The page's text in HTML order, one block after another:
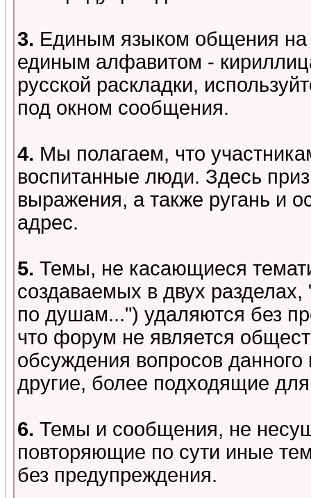
3. Единым языком общения на
единым алфавитом -
русской раскладки,
под окном сообщения.
4. Мы полагаем, что
воспитанные люди. Здесь
выражения, а также ругань и
адрес.
5. Темы, не касающиеся
создаваемых в двух
по душам...") удаляются без
что форум не является
обсуждения вопросов данного
другие, более подходящие для
6. Темы и сообщения, не
повторяющие по сути иные
без предупреждения.